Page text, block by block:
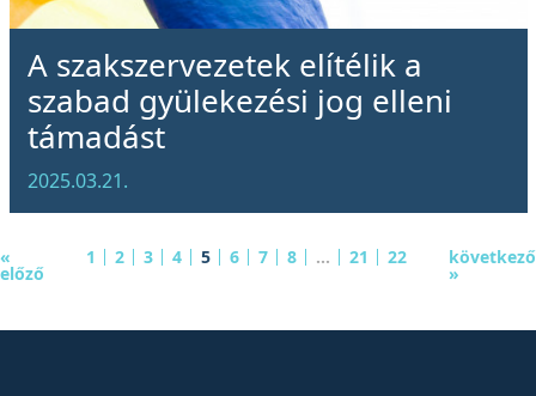
A szakszervezetek elítélik a
szabad gyülekezési jog elleni
támadást
2025.03.21.
«
előző
1 2 3 4 5 6 7 8 ... 21 22 következő
»